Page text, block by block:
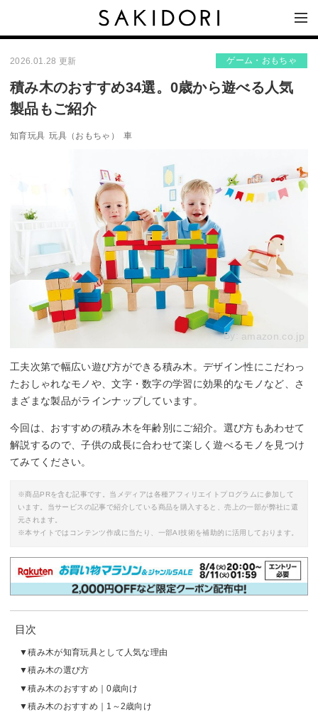
2026.01.28 更新 ゲーム・おもちゃ
積み木のおすすめ34選。0歳から遊べる人気
製品もご紹介
知育玩具 玩具（おもちゃ） 車
By: amazon.co.jp
工夫次第で幅広い遊び方ができる積み木。デザイン性にこだわっ
たおしゃれなモノや、文字・数字の学習に効果的なモノなど、さ
まざまな製品がラインナップしています。
今回は、おすすめの積み木を年齢別にご紹介。選び方もあわせて
解説するので、子供の成長に合わせて楽しく遊べるモノを見つけ
てみてください。
※商品PRを含む記事です。当メディアは各種アフィリエイトプログラムに参加して
います。当サービスの記事で紹介している商品を購入すると、売上の一部が弊社に還
元されます。
※本サイトではコンテンツ作成に当たり、一部AI技術を補助的に活用しております。
目次
積み木が知育玩具として人気な理由
積み木の選び方
積み木のおすすめ｜0歳向け
積み木のおすすめ｜1～2歳向け